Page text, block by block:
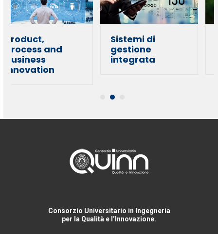
and
right
arrow
keys
to
access
buttons
Product,
process and
business
innovation
Sistemi di
gestione
integrata
Consorzio Universitario in Ingegneria
per la Qualità e l’Innovazione.